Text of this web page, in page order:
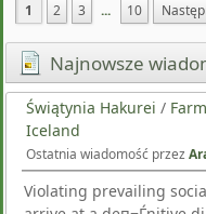
1 2 3 ... 10
Najnowsze
Świątynia Hakurei /
Iceland
Ostatnia wiadomość przez
Violating prevailing